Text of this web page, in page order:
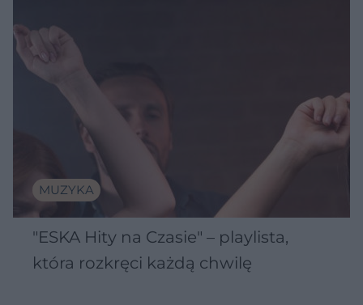
MUZYKA
"ESKA Hity na Czasie" – playlista,
która rozkręci każdą chwilę